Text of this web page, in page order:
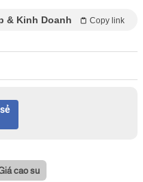
& Kinh Doanh Copy link
cao su